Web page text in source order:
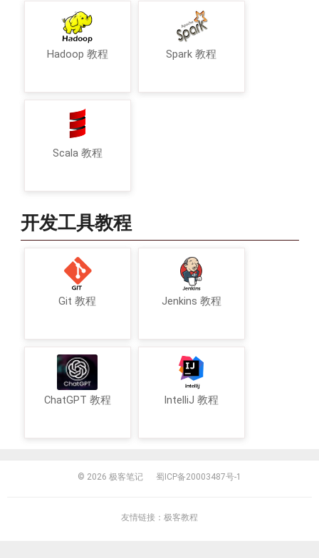
Hadoop 教程 Spark 教程
Scala 教程
开发工具教程
Git 教程 Jenkins 教程
ChatGPT 教程 IntelliJ 教程
© 2026 极客笔记 蜀ICP备20003487号-1
友情链接： 极客教程